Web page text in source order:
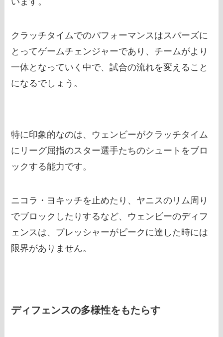
クラッチタイムでのパフォーマンスはスパーズに
とってゲームチェンジャーであり、チームがより
一体となっていく中で、試合の流れを変えること
になるでしょう。
特に印象的なのは、ウェンビーがクラッチタイム
にリーグ屈指のスター選手たちのシュートをブロ
ックする能力です。
ニコラ・ヨキッチを止めたり、ヤニスのリム周り
でブロックしたりするなど、ウェンビーのディフ
ェンスは、プレッシャーがピークに達した時には
限界がありません。
ディフェンスの多様性をもたらす